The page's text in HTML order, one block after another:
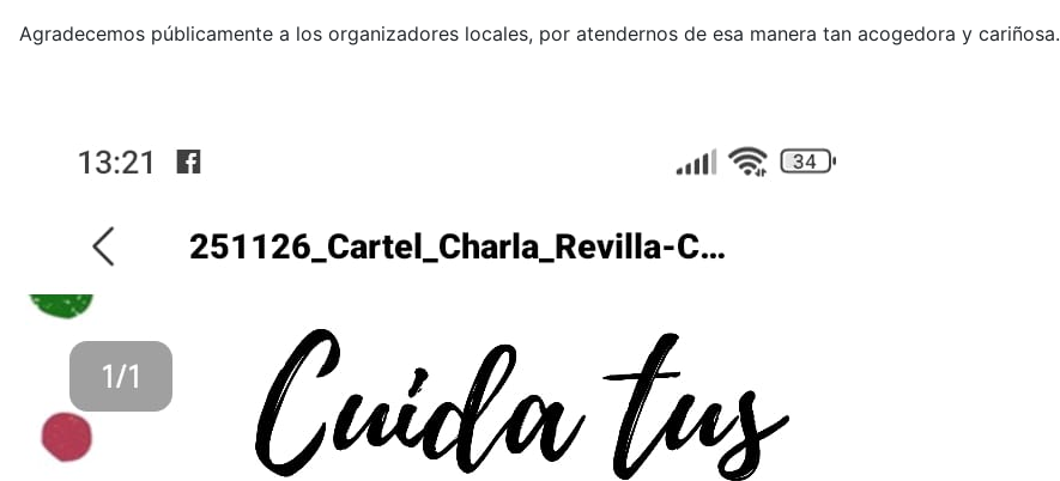
Agradecemos públicamente a los organizadores locales, por atendernos de esa manera tan acogedora y cariñosa.